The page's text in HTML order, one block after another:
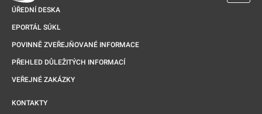
ÚŘEDNÍ DESKA
EPORTÁL SÚKL
POVINNĚ ZVEŘEJŇOVANÉ INFORMACE
PŘEHLED DŮLEŽITÝCH INFORMACÍ
VEŘEJNÉ ZAKÁZKY
KONTAKTY